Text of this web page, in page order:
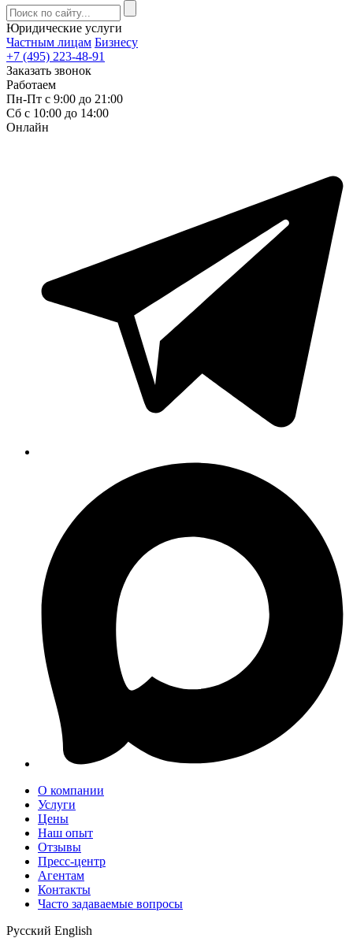
Юридические услуги
Частным лицам Бизнесу
+7 (495) 223-48-91
Заказать звонок
Работаем
Пн-Пт с 9:00 до 21:00
Сб с 10:00 до 14:00
Онлайн
О компании
Услуги
Цены
Наш опыт
Отзывы
Пресс-центр
Агентам
Контакты
Часто задаваемые вопросы
Русский English